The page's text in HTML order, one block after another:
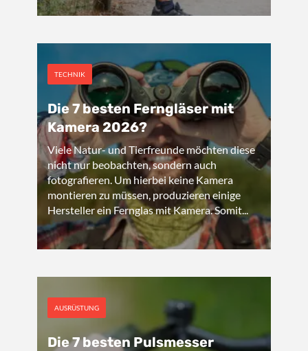
TECHNIK
Die 7 besten Ferngläser mit
Kamera 2026?
Viele Natur- und Tierfreunde möchten diese
nicht nur beobachten, sondern auch
fotografieren. Um hierbei keine Kamera
montieren zu müssen, produzieren einige
Hersteller ein Fernglas mit Kamera. Somit...
AUSRÜSTUNG
Die 7 besten Pulsmesser